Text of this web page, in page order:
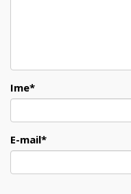
Ime*
E-mail*